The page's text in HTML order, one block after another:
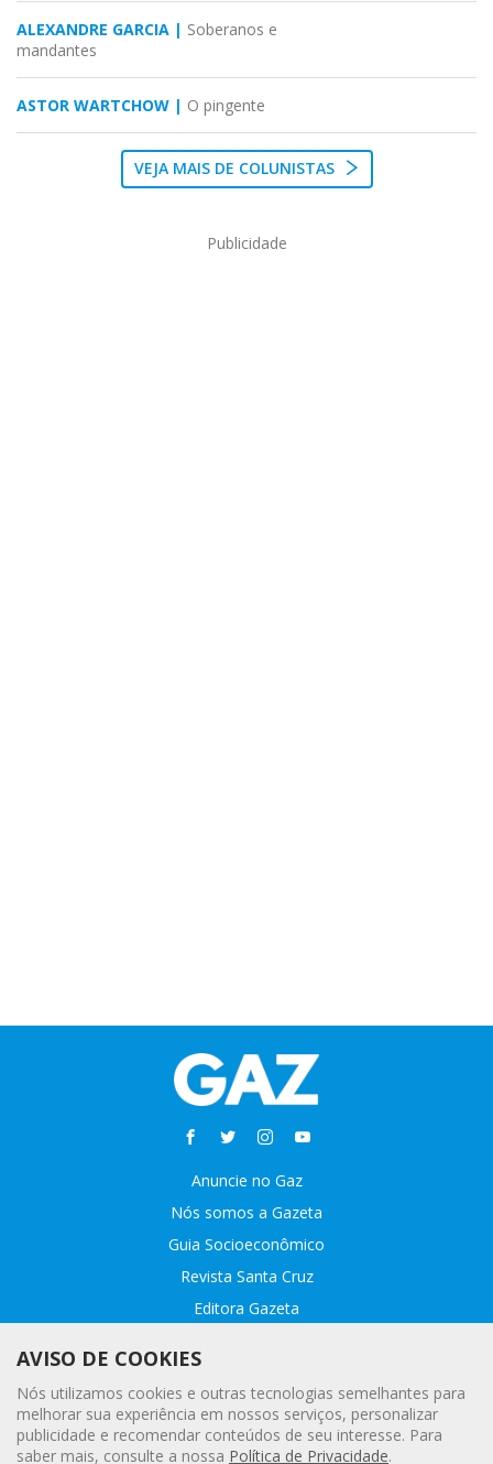
ALEXANDRE GARCIA | Soberanos e
mandantes
ASTOR WARTCHOW | O pingente
VEJA MAIS DE COLUNISTAS
Publicidade
Anuncie no Gaz
Nós somos a Gazeta
Guia Socioeconômico
Revista Santa Cruz
Editora Gazeta
Fale conosco
Webmail
Assinatura Premiada
AVISO DE COOKIES
Nós utilizamos cookies e outras tecnologias semelhantes para
melhorar sua experiência em nossos serviços, personalizar
publicidade e recomendar conteúdos de seu interesse. Para
saber mais, consulte a nossa Política de Privacidade.